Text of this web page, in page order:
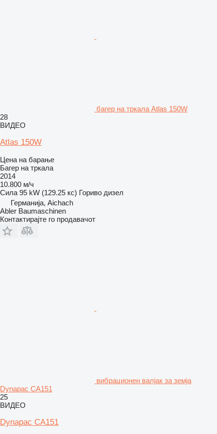
багер на тркала Atlas 150W
28
ВИДЕО
Atlas 150W
Цена на барање
Багер на тркала
2014
10.800 м/ч
Сила 95 kW (129.25 кс) Гориво дизел
Германија, Aichach
Abler Baumaschinen
Контактирајте го продавачот
вибрационен валјак за земја
Dynapac CA151
25
ВИДЕО
Dynapac CA151